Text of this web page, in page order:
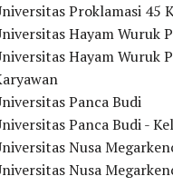
Proklamasi 45
Hayam Wuruk
Hayam Wuruk
Panca Budi
Panca Budi -
Nusa
Nusa